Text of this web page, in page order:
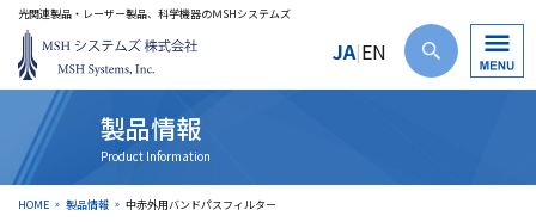
光関連製品・レーザー製品、科学機器のＭSHシステムズ
JA|EN
製品情報
HOME 製品情報 中赤外用バンドパスフィルター